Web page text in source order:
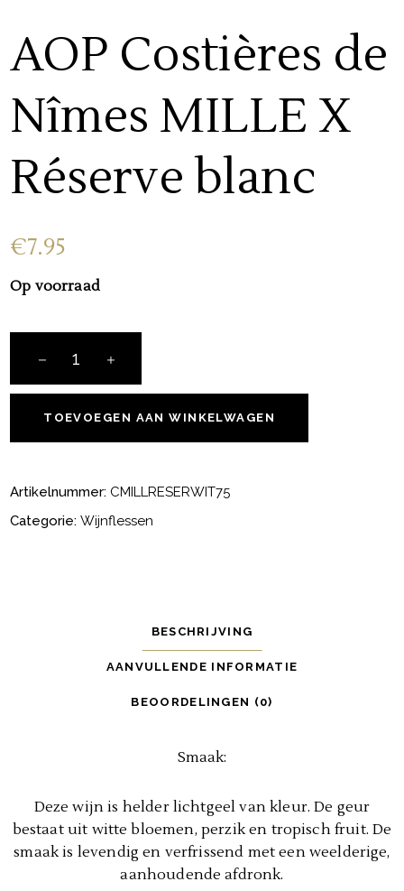
AOP Costières de
Nîmes MILLE X
Réserve blanc
€7.95
Op voorraad
Costières
de
Nîmes
Réserve
stuks
TOEVOEGEN AAN WINKELWAGEN
Artikelnummer: CMILLRESERWIT75
Categorie:Wijnflessen
BESCHRIJVING
AANVULLENDE INFORMATIE
BEOORDELINGEN (0)
Smaak:
Deze wijn is helder lichtgeel van kleur. De geur
bestaat uit witte bloemen, perzik en tropisch fruit. De
smaak is levendig en verfrissend met een weelderige,
aanhoudende afdronk.